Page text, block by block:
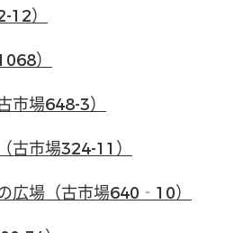
12）
）
市場648-3）
古市場324-11）
広場（古市場640‐10）